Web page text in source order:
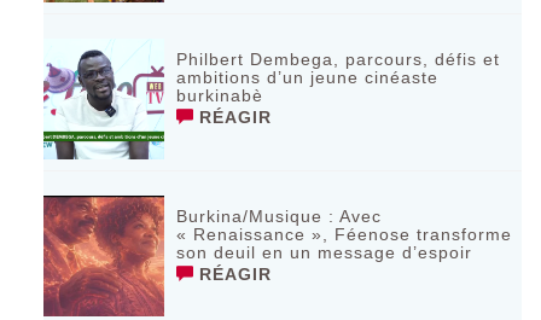
Philbert Dembega, parcours, défis et
ambitions d’un jeune cinéaste
burkinabè
RÉAGIR
Burkina/Musique : Avec
« Renaissance », Féenose transforme
son deuil en un message d’espoir
RÉAGIR